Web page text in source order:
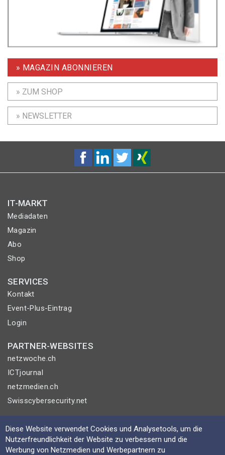
» MAGAZIN ABONNIEREN
» ZUM SHOP
» NEWSLETTER
IT-MARKT
Mediadaten
Magazin
Abo
Shop
SERVICES
Kontakt
Event-Plus-Eintrag
Login
PARTNER-WEBSITES
netzwoche.ch
ICTjournal
netzmedien.ch
Swisscybersecurity.net
© NETZMEDIEN AG 2026
Impressum
AGB
Diese Website verwendet Cookies und Analysetools, um die
Nutzerfreundlichkeit der Website zu verbessern und die
Werbung von Netzmedien und Werbepartnern zu